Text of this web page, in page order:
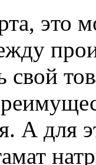
это
свой
А для